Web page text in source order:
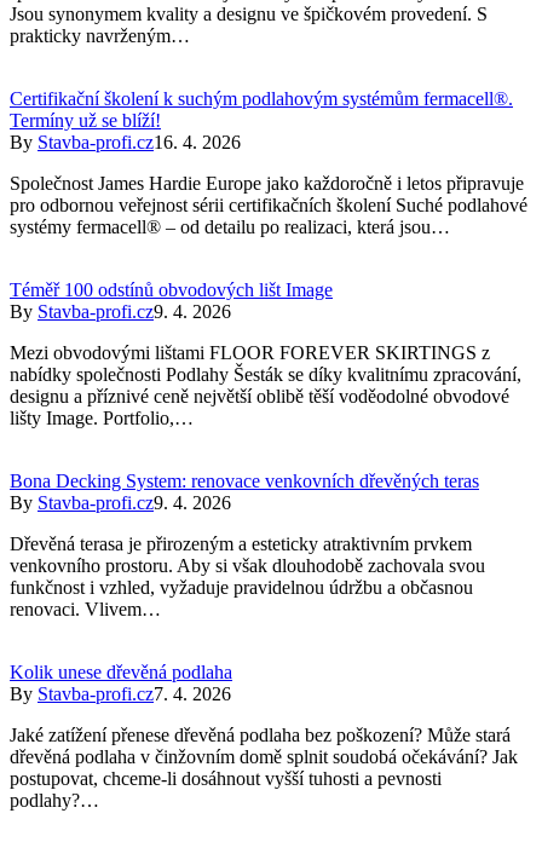
Jsou synonymem kvality a designu ve špičkovém provedení. S
prakticky navrženým…
Certifikační školení k suchým podlahovým systémům fermacell®.
Termíny už se blíží!
By Stavba-profi.cz16. 4. 2026
Společnost James Hardie Europe jako každoročně i letos připravuje
pro odbornou veřejnost sérii certifikačních školení Suché podlahové
systémy fermacell® – od detailu po realizaci, která jsou…
Téměř 100 odstínů obvodových lišt Image
By Stavba-profi.cz9. 4. 2026
Mezi obvodovými lištami FLOOR FOREVER SKIRTINGS z
nabídky společnosti Podlahy Šesták se díky kvalitnímu zpracování,
designu a příznivé ceně největší oblibě těší voděodolné obvodové
lišty Image. Portfolio,…
Bona Decking System: renovace venkovních dřevěných teras
By Stavba-profi.cz9. 4. 2026
Dřevěná terasa je přirozeným a esteticky atraktivním prvkem
venkovního prostoru. Aby si však dlouhodobě zachovala svou
funkčnost i vzhled, vyžaduje pravidelnou údržbu a občasnou
renovaci. Vlivem…
Kolik unese dřevěná podlaha
By Stavba-profi.cz7. 4. 2026
Jaké zatížení přenese dřevěná podlaha bez poškození? Může stará
dřevěná podlaha v činžovním domě splnit soudobá očekávání? Jak
postupovat, chceme-li dosáhnout vyšší tuhosti a pevnosti
podlahy?…